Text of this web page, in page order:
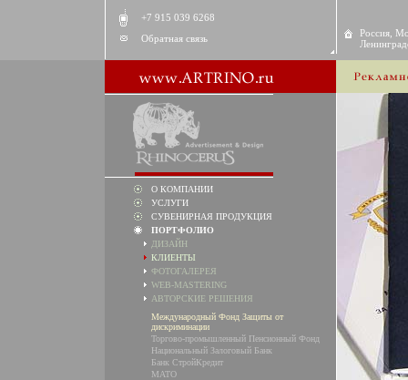
+7 915 039 6268
Обратная связь
Россия,
О КОМПАНИИ
УСЛУГИ
СУВЕНИРНАЯ ПРОДУКЦИЯ
ПОРТФОЛИО
ДИЗАЙН
КЛИЕНТЫ
ФОТОГАЛЕРЕЯ
WEB-MASTERING
АВТОРСКИЕ РЕШЕНИЯ
Международный Фонд Защиты от
дискриминации
Торгово-промышленный Пенсионный Фонд
Национальный Залоговый Банк
Банк СтройКредит
MATO